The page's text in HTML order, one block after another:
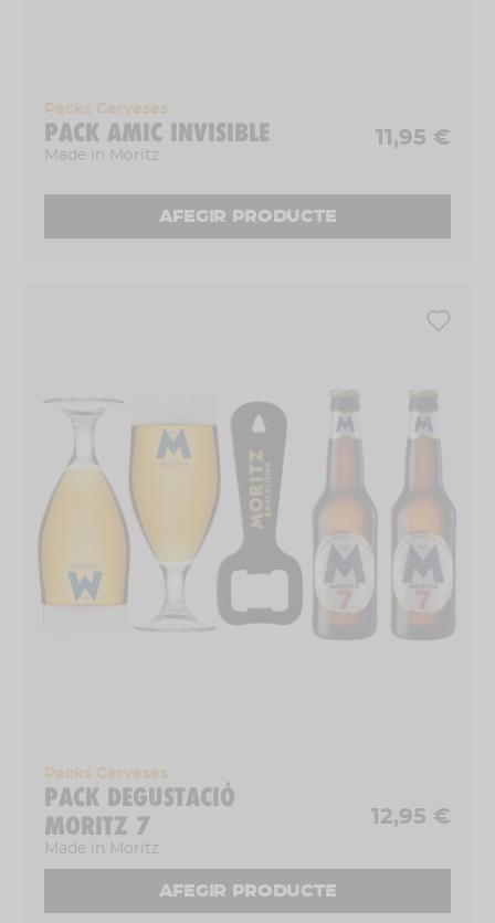
Packs Cerveses
PACK AMIC INVISIBLE
Made in Moritz
11,95 €
AFEGIR PRODUCTE
Packs Cerveses
PACK DEGUSTACIÓ
MORITZ 7
Made in Moritz
12,95 €
AFEGIR PRODUCTE